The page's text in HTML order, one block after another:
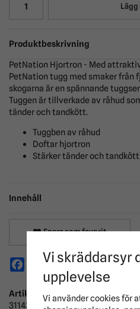
Produktbeskrivning
Innehåll
PetNation Hjortron - Med
PetNation tugg med smaker från
skogarna är en spännande
Tuggen är tillverkade av råhud
tänder och tandkött.
Tuggben av råhud
Doftar hjortron
Stärker tänder och tandkött
Spara som favorit
Facebook
X EmailPinterest
Artikelnummer:
311435
Vi skräddarsyr
upplevelse
Vi använder cookies för